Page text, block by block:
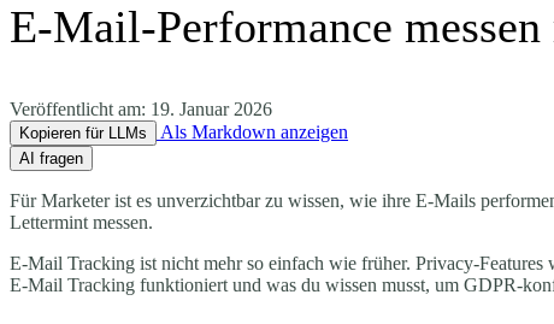
E-Mail-Performance
Veröffentlicht am: 19. Januar 2026
Kopieren für LLMs Als Markdown anzeigen
AI fragen
Für Marketer ist es unverzichtbar zu wissen, wie ihre E-Mails
Lettermint messen.
E-Mail Tracking ist nicht mehr so einfach wie früher. Privacy-Features
E-Mail Tracking funktioniert und was du wissen musst, um GDPR-